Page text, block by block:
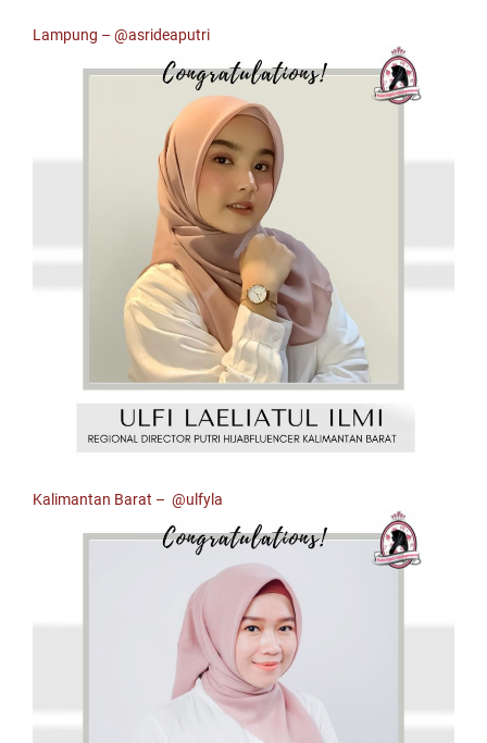
Lampung – @asrideaputri
Kalimantan Barat – @ulfyla